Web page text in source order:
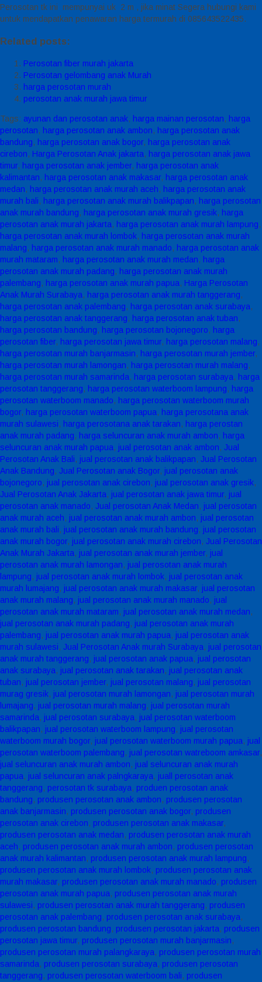
Perosotan tk ini mempunyai uk 2 m , jika minat Segera hubungi kami
untuk mendapatkan penawaran harga termurah di 085643522435.
Related posts:
Perosotan fiber murah jakarta
Perosotan gelombang anak Murah
harga perosotan murah
perosotan anak murah jawa timur
Tags: ayunan dan perosotan anak, harga mainan perosotan, harga
perosotan, harga perosotan anak ambon, harga perosotan anak
bandung, harga perosotan anak bogor, harga perosotan anak
cirebon, Harga Perosotan Anak jakarta, harga perosotan anak jawa
timur, harga perosotan anak jember, harga perosotan anak
kalimantan, harga perosotan anak makasar, harga perosotan anak
medan, harga perosotan anak murah aceh, harga perosotan anak
murah bali, harga perosotan anak murah balikpapan, harga perosotan
anak murah bandung, harga perosotan anak murah gresik, harga
perosotan anak murah jakarta, harga perosotan anak murah lampung,
harga perosotan anak murah lombok, harga perosotan anak murah
malang, harga perosotan anak murah manado, harga perosotan anak
murah mataram, harga perosotan anak murah medan, harga
perosotan anak murah padang, harga perosotan anak murah
palembang, harga perosotan anak murah papua, Harga Perosotan
Anak Murah Surabaya, harga perosotan anak murah tanggerang,
harga perosotan anak palembang, harga perosotan anak surabaya,
harga perosotan anak tanggerang, harga perosotan anak tuban,
harga perosotan bandung, harga perosotan bojonegoro, harga
perosotan fiber, harga perosotan jawa timur, harga perosotan malang,
harga perosotan murah banjarmasin, harga perosotan murah jember,
harga perosotan murah lamongan, harga perosotan murah malang,
harga perosotan murah samarinda, harga perosotan surabaya, harga
perosotan tanggerang, harga perosotan waterboom lampung, harga
perosotan waterboom manado, harga perosotan waterboom murah
bogor, harga perosotan waterboom papua, harga perosotana anak
murah sulawesi, harga perosotana anak tarakan, harga perostan
anak murah padang, harga seluncuran anak murah ambon, harga
seluncuran anak murah papua, jual perosotan anak ambon, Jual
Perosotan Anak Bali, jual perosotan anak balikpapan, Jual Perosotan
Anak Bandung, Jual Perosotan anak Bogor, jual perosotan anak
bojonegoro, jual perosotan anak cirebon, jual perosotan anak gresik,
Jual Perosotan Anak Jakarta, jual perosotan anak jawa timur, jual
perosotan anak manado, Jual perosotan Anak Medan, jual perosotan
anak murah aceh, jual perosotan anak murah ambon, jual perosotan
anak murah bali, jual perosotan anak murah bandung, jual perosotan
anak murah bogor, jual perosotan anak murah cirebon, Jual Perosotan
Anak Murah Jakarta, jual perosotan anak murah jember, jual
perosotan anak murah lamongan, jual perosotan anak murah
lampung, jual perosotan anak murah lombok, jual perosotan anak
murah lumajang, jual perosotan anak murah makasar, jual perosotan
anak murah malang, jual perosotan anak murah manado, jual
perosotan anak murah mataram, jual perosotan anak murah medan,
jual perosotan anak murah padang, jual perosotan anak murah
palembang, jual perosotan anak murah papua, jual perosotan anak
murah sulawesi, Jual Perosotan Anak murah Surabaya, jual perosotan
anak murah tanggerang, jual perosotan anak papua, jual perosotan
anak surabaya, jual perosotan anak tarakan, jual perosotan anak
tuban, jual perosotan jember, jual perosotan malang, jual perosotan
murag gresik, jual perosotan murah lamongan, jual perosotan murah
lumajang, jual perosotan murah malang, jual perosotan murah
samarinda, jual perosotan surabaya, jual perosotan waterboom
balikpapan, jual perosotan waterboom lampung, jual perosotan
waterboom murah bogor, jual perosotan waterboom murah papua, jual
perosotan waterboom palembang, jual perosotan watreboom amkasar,
jual seluncuran anak murah ambon, jual seluncuran anak murah
papua, jual seluncuran anak palngkaraya, juall perosotan anak
tanggerang, perosotan tk surabaya, produen perosotan anak
bandung, produsen perosotan anak ambon, produsen perosotan
anak banjarmasin, produsen perosotan anak bogor, produsen
perosotan anak cirebon, produsen perosotan anak makasar,
produsen perosotan anak medan, produsen perosotan anak murah
aceh, produsen perosotan anak murah ambon, produsen perosotan
anak murah kalimantan, produsen perosotan anak murah lampung,
produsen perosotan anak murah lombok, produsen perosotan anak
murah makasar, produsen perosotan anak murah manado, produsen
perosotan anak murah papua, produsen perosotan anak murah
sulawesi, produsen perosotan anak murah tanggerang, produsen
perosotan anak palembang, produsen perosotan anak surabaya,
produsen perosotan bandung, produsen perosotan jakarta, produsen
perosotan jawa timur, produsen perosotan murah banjarmasin,
produsen perosotan murah palangkaraya, produsen perosotan murah
samarinda, produsen perosotan surabaya, produsen perosotan
tanggerang, produsen perosotan waterboom bali, produsen